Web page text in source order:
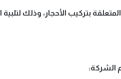
بتركيب الأحجار، وذلك لتلبية
الشركة: